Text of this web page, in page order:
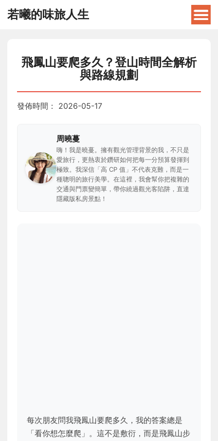
若曦的味旅人生
飛鳳山要爬多久？登山時間全解析
與路線規劃
發佈時間： 2026-05-17
周曉蔓
嗨！我是曉蔓。擁有觀光管理背景的我，不只是
愛旅行，更熱衷於鑽研如何把每一分預算發揮到
極致。我深信「高 CP 值」不代表克難，而是一
種聰明的旅行美學。在這裡，我會幫你把複雜的
交通與門票變簡單，帶你繞過觀光客陷阱，直達
隱藏版私房景點！
每次朋友問我飛鳳山要爬多久，我的答案總是
「看你想怎麼爬」。這不是敷衍，而是飛鳳山步